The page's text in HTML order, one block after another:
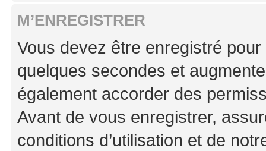
M’ENREGISTRER
Vous devez être enregistré
quelques secondes et
également accorder des
Avant de vous enregistrer,
conditions d’utilisation et de